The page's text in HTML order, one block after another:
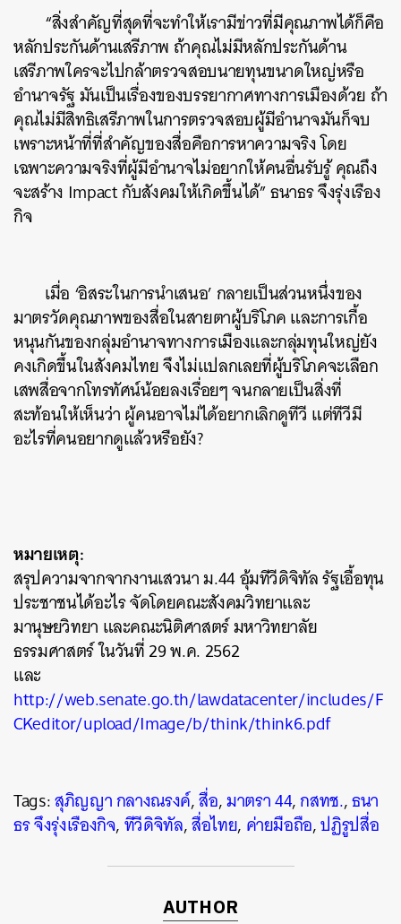
“สิ่งสำคัญที่สุดที่จะทำให้เรามีข่าวที่มีคุณภาพได้ก็คือ
หลักประกันด้านเสรีภาพ ถ้าคุณไม่มีหลักประกันด้าน
เสรีภาพใครจะไปกล้าตรวจสอบนายทุนขนาดใหญ่หรือ
อำนาจรัฐ มันเป็นเรื่องของบรรยากาศทางการเมืองด้วย ถ้า
คุณไม่มีสิทธิเสรีภาพในการตรวจสอบผู้มีอำนาจมันก็จบ
เพราะหน้าที่ที่สำคัญของสื่อคือการหาความจริง โดย
เฉพาะความจริงที่ผู้มีอำนาจไม่อยากให้คนอื่นรับรู้ คุณถึง
จะสร้าง Impact กับสังคมให้เกิดขึ้นได้” ธนาธร จึงรุ่งเรือง
กิจ
เมื่อ ‘อิสระในการนำเสนอ’ กลายเป็นส่วนหนึ่งของ
มาตรวัดคุณภาพของสื่อในสายตาผู้บริโภค และการเกื้อ
หนุนกันของกลุ่มอำนาจทางการเมืองและกลุ่มทุนใหญ่ยัง
คงเกิดขึ้นในสังคมไทย จึงไม่แปลกเลยที่ผู้บริโภคจะเลือก
เสพสื่อจากโทรทัศน์น้อยลงเรื่อยๆ จนกลายเป็นสิ่งที่
สะท้อนให้เห็นว่า ผู้คนอาจไม่ได้อยากเลิกดูทีวี แต่ทีวีมี
อะไรที่คนอยากดูแล้วหรือยัง?
หมายเหตุ:
สรุปความจากจากงานเสวนา ม.44 อุ้มทีวีดิจิทัล รัฐเอื้อทุน
ประชาชนได้อะไร จัดโดยคณะสังคมวิทยาและ
มานุษยวิทยา และคณะนิติศาสตร์ มหาวิทยาลัย
ธรรมศาสตร์ ในวันที่ 29 พ.ค. 2562
และ
http://web.senate.go.th/lawdatacenter/includes/F
CKeditor/upload/Image/b/think/think6.pdf
Tags:สุภิญญา กลางณรงค์,สื่อ,มาตรา 44,กสทช.,ธนา
ธร จึงรุ่งเรืองกิจ,ทีวีดิจิทัล,สื่อไทย, ค่ายมือถือ,ปฏิรูปสื่อ
AUTHOR